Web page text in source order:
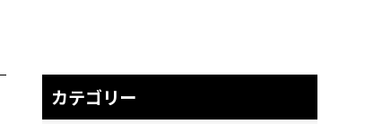
カテゴリー